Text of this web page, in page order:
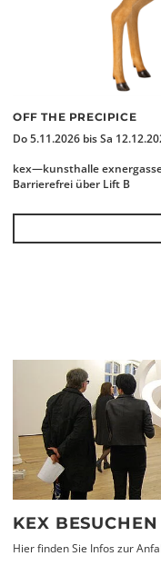
OFF THE PRECIPICE
Do 5.11.2026 bis Sa
kex—kunsthalle
Barrierefrei über Lift B
KEX BESUCHEN
Hier finden Sie Infos zur